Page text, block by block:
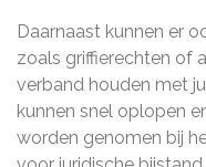
Daarnaast kunnen er
zoals griffierechten of
verband houden met
kunnen snel oplopen
worden genomen bij